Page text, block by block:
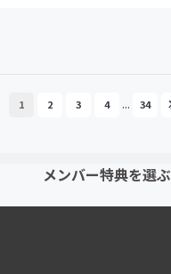
1 2 3 4 ... 34
メンバー特典を選ぶ